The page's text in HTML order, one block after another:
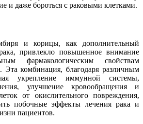
и даже бороться с раковыми клетками.
и корицы, как дополнительный
привлекло повышенное внимание
фармакологическим свойствам
Эта комбинация, благодаря различным
укрепление иммунной системы,
улучшение кровообращения и
от окислительного повреждения,
побочные эффекты лечения рака и
пациентов.